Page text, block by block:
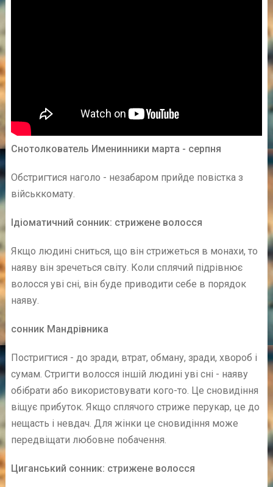
Снотолкователь Именинники марта - серпня
Обстригтися наголо - незабаром прийде повістка з
військкомату.
Ідіоматичний сонник: стрижене волосся
Якщо людині сниться, що він стрижеться в монахи, то
наяву він зречеться світу. Коли сплячий підрівнює
волосся уві сні, він буде приводити себе в порядок
наяву.
сонник Мандрівника
Постригтися - до зради, втрат, обману, зради, хвороб і
сумам. Стригти волосся іншій людині уві сні - наяву
обібрати або використовувати кого-то. Це сновидіння
віщує прибуток. Якщо сплячого стриже перукар, це до
нещасть і невдач. Для жінки це сновидіння може
передвіщати любовне побачення.
Циганський сонник: стрижене волосся